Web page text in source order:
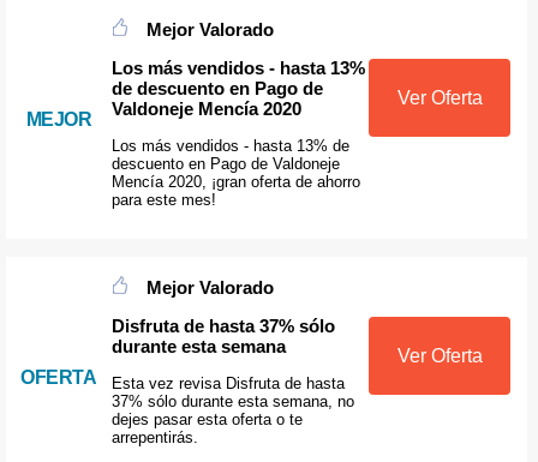
MEJOR
Mejor Valorado
Los más vendidos - hasta 13%
de descuento en Pago de
Valdoneje Mencía 2020
Los más vendidos - hasta 13% de
descuento en Pago de Valdoneje
Mencía 2020, ¡gran oferta de ahorro
para este mes!
Ver Oferta
OFERTA
Mejor Valorado
Disfruta de hasta 37% sólo
durante esta semana
Esta vez revisa Disfruta de hasta
37% sólo durante esta semana, no
dejes pasar esta oferta o te
arrepentirás.
Ver Oferta